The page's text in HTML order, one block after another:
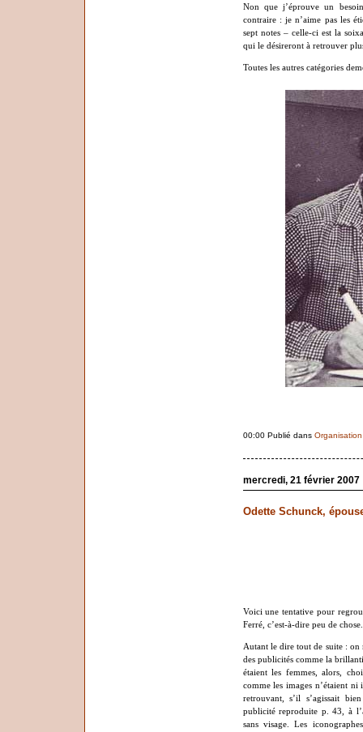
Non que j’éprouve un
contraire : je n’aime pas les
sept notes – celle-ci est la
qui le désireront à retrouver
Toutes les autres catégories
00:00 Publié dans
mercredi, 21 février 2007
Odette Schunck,
Voici une tentative pour
Ferré, c’est-à-dire peu de chose.
Autant le dire tout de suite : on
des publicités comme la
étaient les femmes, alors,
comme les images n’étaient
retrouvant, s’il s’agissait
publicité reproduite p. 43, à
sans visage. Les